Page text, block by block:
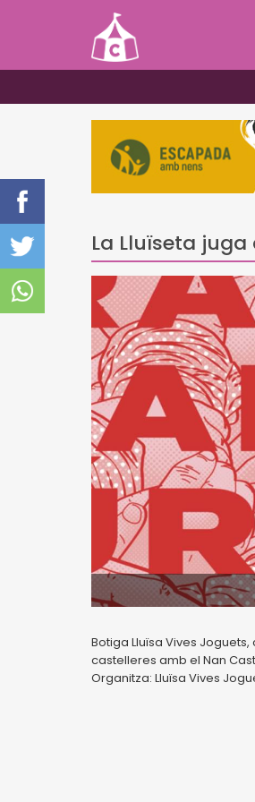
La Lluïseta
Botiga Lluïsa Vives
castelleres amb el Nan
Organitza: Lluïsa Vives